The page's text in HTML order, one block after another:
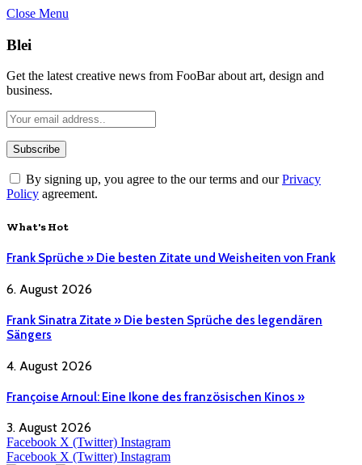
Close Menu
Blei
Get the latest creative news from FooBar about art, design and
business.
By signing up, you agree to the our terms and ourPrivacy
Policy agreement.
What's Hot
Frank Sprüche » Die besten Zitate und Weisheiten von Frank
6. August 2026
Frank Sinatra Zitate » Die besten Sprüche des legendären
Sängers
4. August 2026
Françoise Arnoul: Eine Ikone des französischen Kinos »
3. August 2026
Facebook X (Twitter) Instagram
Facebook X (Twitter) Instagram